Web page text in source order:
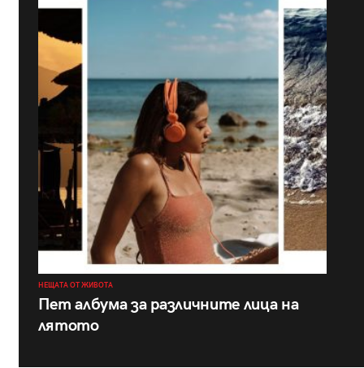
НЕЩАТА ОТ ЖИВОТА
Пет албума за различните лица на
лятото